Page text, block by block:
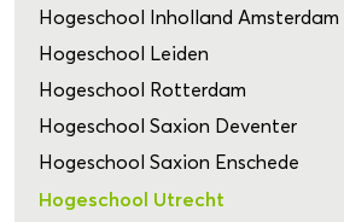
Hogeschool Inholland Amsterdam
Hogeschool Leiden
Hogeschool Rotterdam
Hogeschool Saxion Deventer
Hogeschool Saxion Enschede
Hogeschool Utrecht